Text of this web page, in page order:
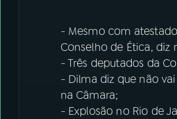
- Mesmo com
Conselho de Ética, diz
- Três deputados da
- Dilma diz que não
na Câmara;
- Explosão no Rio de